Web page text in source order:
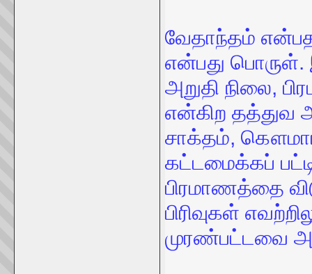
வேதாந்தம்
என்பது பொருள்.
அறுதி நிலை,
என்கிற
சாக்தம்,
கட்டமைக்கப்
பிரமாணத்தை
பிரிவுகள்
முரண்பட்டவை